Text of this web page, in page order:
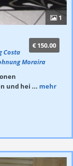
1
€ 150.00
Costa
Moraira
und hei ... mehr